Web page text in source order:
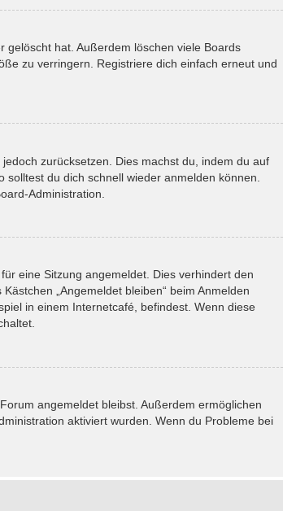
gelöscht hat. Außerdem löschen viele Boards
zu verringern. Registriere dich einfach erneut und
zurücksetzen. Dies machst du, indem du auf
du dich schnell wieder anmelden können.
Administration.
eine Sitzung angemeldet. Dies verhindert den
„Angemeldet bleiben“ beim Anmelden
in einem Internetcafé, befindest. Wenn diese
angemeldet bleibst. Außerdem ermöglichen
aktiviert wurden. Wenn du Probleme bei